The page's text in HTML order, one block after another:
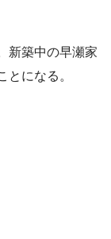
新築中の早瀬家
とになる。